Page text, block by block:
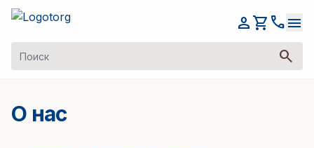
search
personshopping_cart callmenu
О нас